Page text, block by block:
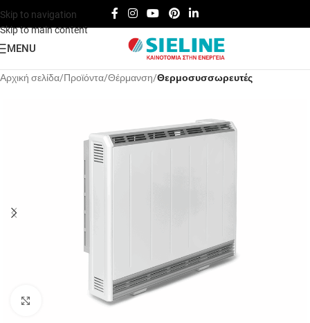
Skip to navigation
Skip to main content
MENU
Αρχική σελίδα Προϊόντα Θέρμανση Θερμοσυσσωρευτές
Click to enlarge